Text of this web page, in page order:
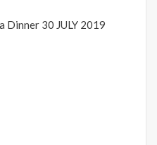
Dinner 30 JULY 2019